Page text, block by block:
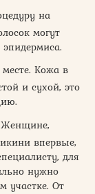
на
могут
Кожа в
и сухой, это
Женщине,
впервые,
для
нужно
участке. От